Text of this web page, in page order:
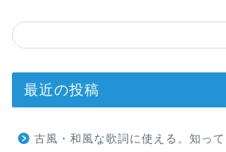
最近の投稿
古風・和風な歌詞に使える。知っ